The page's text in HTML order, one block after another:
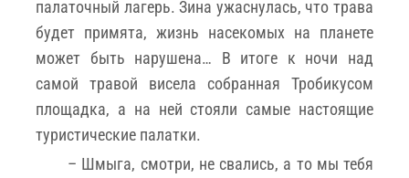
палаточный лагерь. Зина ужаснулась, что трава
будет примята, жизнь насекомых на планете
может быть нарушена… В итоге к ночи над
самой травой висела собранная Тробикусом
площадка, а на ней стояли самые настоящие
туристические палатки.
– Шмыга, смотри, не свались, а то мы тебя